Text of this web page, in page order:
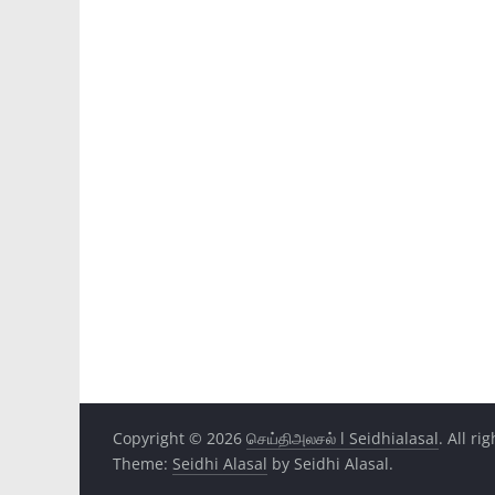
Copyright © 2026 செய்திஅலசல் l Seidhialasal. All
Theme: Seidhi Alasal by Seidhi Alasal.